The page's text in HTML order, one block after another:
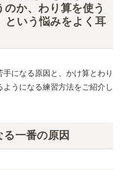
か、わり算を使う
という悩みをよく耳
になる原因と、かけ算とわり
うになる練習方法をご紹介し
一番の原因